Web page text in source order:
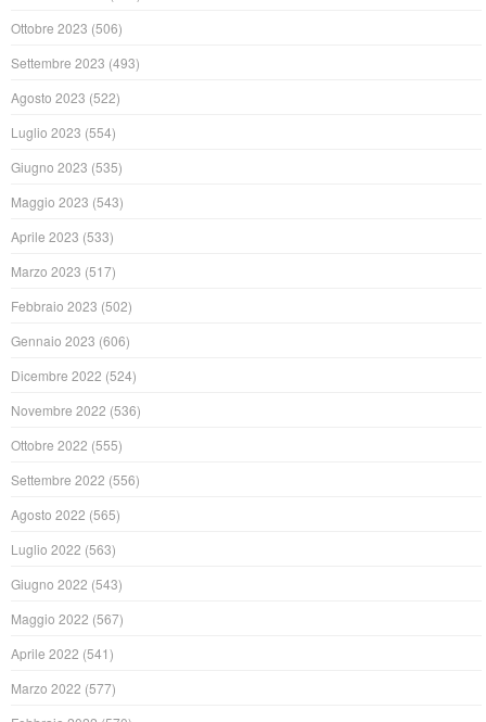
Ottobre 2023 (506)
Settembre 2023 (493)
Agosto 2023 (522)
Luglio 2023 (554)
Giugno 2023 (535)
Maggio 2023 (543)
Aprile 2023 (533)
Marzo 2023 (517)
Febbraio 2023 (502)
Gennaio 2023 (606)
Dicembre 2022 (524)
Novembre 2022 (536)
Ottobre 2022 (555)
Settembre 2022 (556)
Agosto 2022 (565)
Luglio 2022 (563)
Giugno 2022 (543)
Maggio 2022 (567)
Aprile 2022 (541)
Marzo 2022 (577)